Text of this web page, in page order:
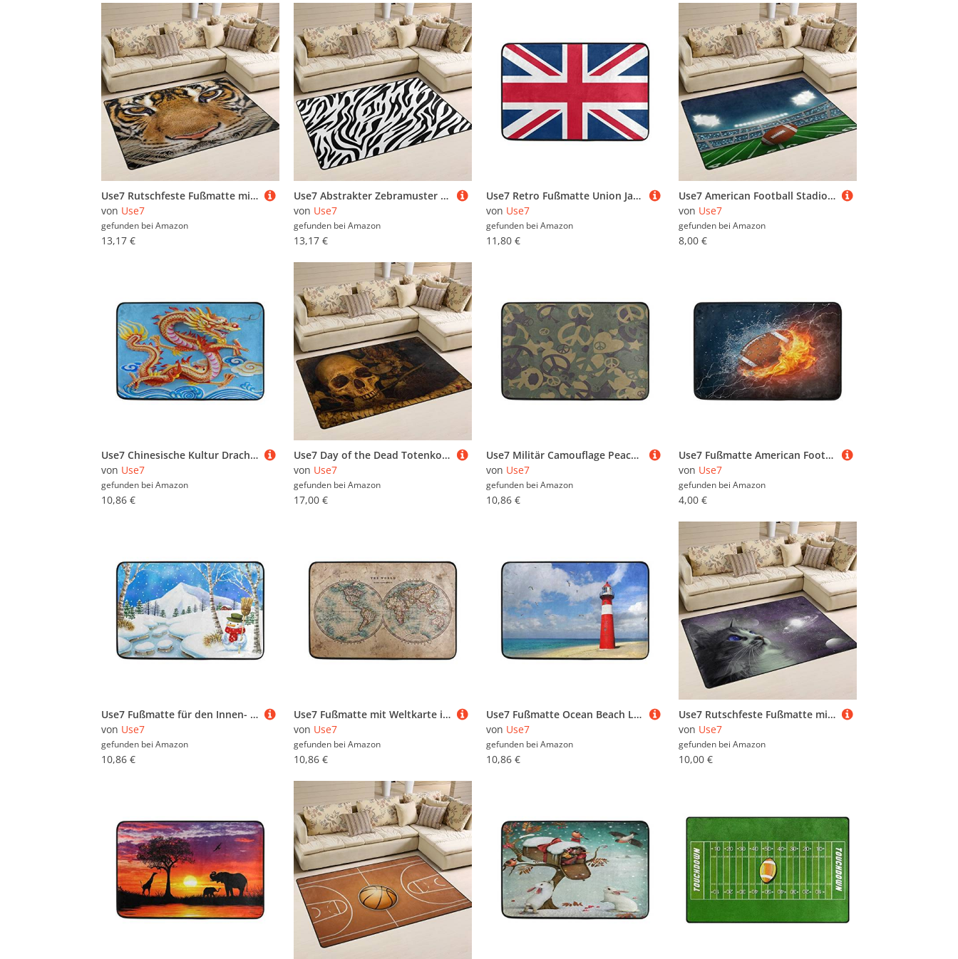
Use7 Rutschfeste Fußmatte mit Tiger-Tier-Motiv, für Kinder, Wohnzimmer, Schlafzimmer, Textil, Mehrfarbig, 50 x 80 cm(1.7' x 2.6' ft)
von Use7
gefunden bei Amazon
13,17 €
Use7 Abstrakter Zebramuster Tierhaut Teppich Rutschfeste Fußmatte Fußmatte Wohnzimmer Schlafzimmer 50 x 80 cm
von Use7
gefunden bei Amazon
13,17 €
Use7 Retro Fußmatte Union Jack Indoor Outdoor Eingang Fußmatte Badezimmer 60 x 40 cm
von Use7
gefunden bei Amazon
11,80 €
Use7 American Football Stadion Teppich, Fußmatte für Heimdekoration, Schlafzimmer, Wohnzimmer, 50 x 80 cm
von Use7
gefunden bei Amazon
8,00 €
Use7 Chinesische Kultur Drache Fußmatte Indoor Outdoor Eingang Fußmatte Badezimmer 60 x 40 cm
von Use7
gefunden bei Amazon
10,86 €
Use7 Day of the Dead Totenkopf Blatt Teppich rutschfeste Bodenmatte Fußmatten Wohnzimmer Schlafzimmer 100 x 150 cm (3 x 5 Fuß)
von Use7
gefunden bei Amazon
17,00 €
Use7 Militär Camouflage Peace Sign Love Fußmatte Indoor Outdoor Eingang Fußmatte Bad 60 x 40 cm
von Use7
gefunden bei Amazon
10,86 €
Use7 Fußmatte American Football in Fire und Water für den Innen- und Außenbereich, 60 x 40 cm
von Use7
gefunden bei Amazon
4,00 €
Use7 Fußmatte für den Innen- und Außenbereich, Motiv: Schneemann, Winter, 60 x 40 cm
von Use7
gefunden bei Amazon
10,86 €
Use7 Fußmatte mit Weltkarte im Vintage-Stil, für Innen- und Außenbereich, 60 x 40 cm
von Use7
gefunden bei Amazon
10,86 €
Use7 Fußmatte Ocean Beach Leuchtturm Vogel Indoor Outdoor Eingang Fußmatte Bad 60 x 40 cm
von Use7
gefunden bei Amazon
10,86 €
Use7 Rutschfeste Fußmatte mit Katzen-Motiv, für Kinderzimmer, Wohnzimmer und Schlafzimmer, Textil, mehrfarbig, 50 x 80 cm(1.7' x 2.6' ft)
von Use7
gefunden bei Amazon
10,00 €